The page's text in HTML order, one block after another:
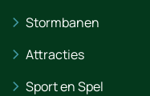
Stormbanen
Attracties
Sport en Spel